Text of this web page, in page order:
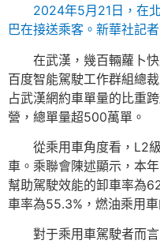
2024年5月21日，在
巴在接送乘客。 新華社記
在武漢，幾百輛蘿卜
百度智能駕駛工作群組總
占武漢網約車單量的比重
營，總單量超500萬單。
從乘用車角度看，L2
車。乘聯會陳述顯示，本
幫助駕駛效能的卸車率為
車率為55.3%，燃油乘用
對于乘用車駕駛者而